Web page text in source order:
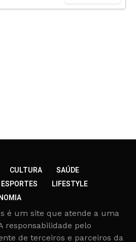
CULTURA
SAÚDE
ESPORTES
LIFESTYLE
é um site que atende a uma
responsabilidade pelo
de terceiros e parceiros da